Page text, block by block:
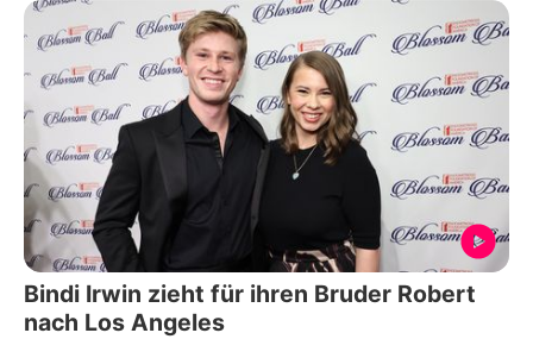
Bindi Irwin zieht für ihren Bruder Robert
nach Los Angeles